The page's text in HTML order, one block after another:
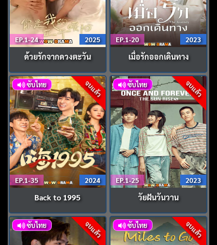
EP.1-24 2025
ด้วยรักจากดวงตะวัน
EP.1-20 2023
เมื่อรักออกเดินทาง
จบแล้ว
ซับไทย
EP.1-35 2024
Back to 1995
จบแล้ว
ซับไทย
EP.1-25 2023
วัยฝันวันวาน
จบแล้ว
ซับไทย จบแล้ว
ซับไทย